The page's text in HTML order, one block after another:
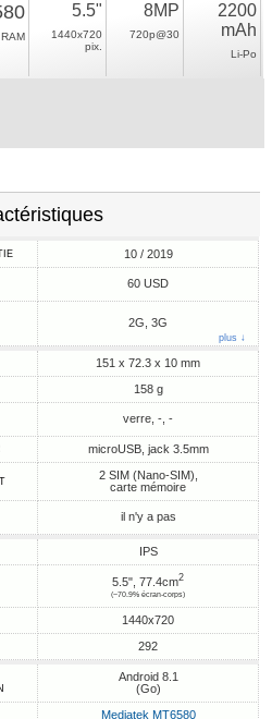
5.5"
1440x720
pix.
8MP
720p@30
2200
mAh
Li-Po
10 / 2019
60 USD
2G, 3G
plus ↓
151 x 72.3 x 10 mm
158 g
verre, -, -
microUSB, jack 3.5mm
2 SIM (Nano-SIM),
carte mémoire
il n'y a pas
IPS
5.5", 77.4cm2
(~70.9% écran-corps)
1440x720
292
Android 8.1
(Go)
Mediatek MT6580